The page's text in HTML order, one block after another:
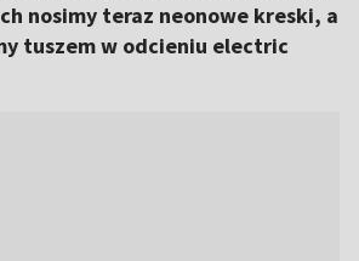
nosimy teraz neonowe kreski, a
tuszem w odcieniu electric